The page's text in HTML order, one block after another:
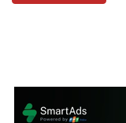
Khởi nghiệp